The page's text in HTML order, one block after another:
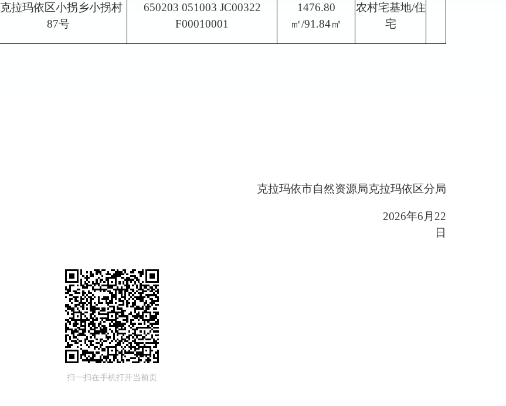
克拉玛依区小拐乡小拐村
87号
650203 051003 JC00322
F00010001
1476.80
㎡/91.84㎡
农村宅基地/住
宅
克拉玛依市自然资源局克拉玛依区分局
2026年6月22
日
扫一扫在手机打开当前页